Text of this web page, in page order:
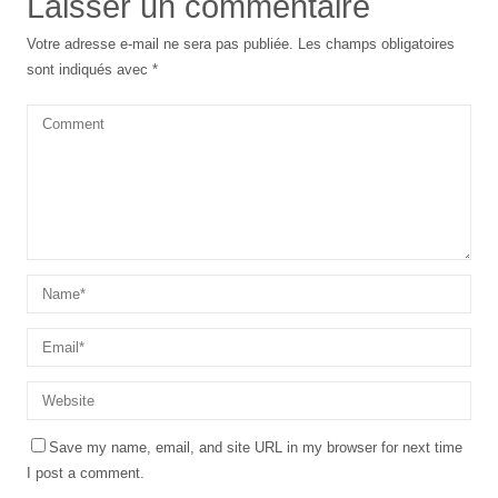
Laisser un commentaire
Votre adresse e-mail ne sera pas publiée. Les champs obligatoires
sont indiqués avec*
Save my name, email, and site URL in my browser for next time
I post a comment.